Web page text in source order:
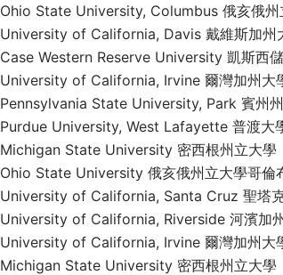
Ohio State University, Columbus 俄亥俄州
University of California, Davis 戴維斯加州
Case Western Reserve University 凱斯西
University of California, Irvine 爾灣加州大
Pennsylvania State University, Park 賓州
Purdue University, West Lafayette 普渡大
Michigan State University 密西根州立大學
Ohio State University 俄亥俄州立大學哥倫
University of California, Santa Cruz 聖塔
University of California, Riverside 河濱加
University of California, Irvine 爾灣加州大
Michigan State University 密西根州立大學